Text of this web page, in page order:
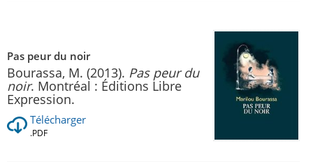
Pas peur du noir
Bourassa, M. (2013). Pas peur du
noir. Montréal : Éditions Libre
Expression.
Télécharger
.PDF